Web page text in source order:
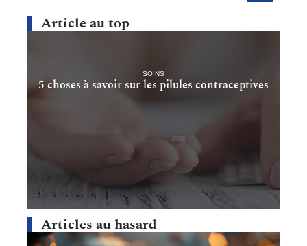
Article au top
SOINS
5 choses à savoir sur les pilules contraceptives
Articles au hasard